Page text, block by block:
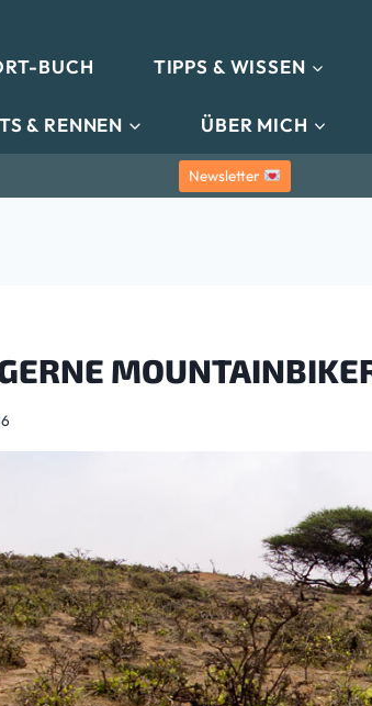
BUCH TIPPS & WISSEN
& RENNEN ÜBER MICH
Newsletter